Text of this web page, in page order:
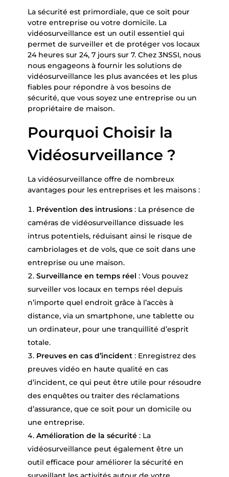
La sécurité est primordiale, que ce soit pour
votre entreprise ou votre domicile. La
vidéosurveillance est un outil essentiel qui
permet de surveiller et de protéger vos locaux
24 heures sur 24, 7 jours sur 7. Chez 3NSSI, nous
nous engageons à fournir les solutions de
vidéosurveillance les plus avancées et les plus
fiables pour répondre à vos besoins de
sécurité, que vous soyez une entreprise ou un
propriétaire de maison.
Pourquoi Choisir la
Vidéosurveillance ?
La vidéosurveillance offre de nombreux
avantages pour les entreprises et les maisons :
Prévention des intrusions: La présence de
caméras de vidéosurveillance dissuade les
intrus potentiels, réduisant ainsi le risque de
cambriolages et de vols, que ce soit dans une
entreprise ou une maison.
Surveillance en temps réel : Vous pouvez
surveiller vos locaux en temps réel depuis
n’importe quel endroit grâce à l’accès à
distance, via un smartphone, une tablette ou
un ordinateur, pour une tranquillité d’esprit
totale.
Preuves en cas d’incident: Enregistrez des
preuves vidéo en haute qualité en cas
d’incident, ce qui peut être utile pour résoudre
des enquêtes ou traiter des réclamations
d’assurance, que ce soit pour un domicile ou
une entreprise.
Amélioration de la sécurité: La
vidéosurveillance peut également être un
outil efficace pour améliorer la sécurité en